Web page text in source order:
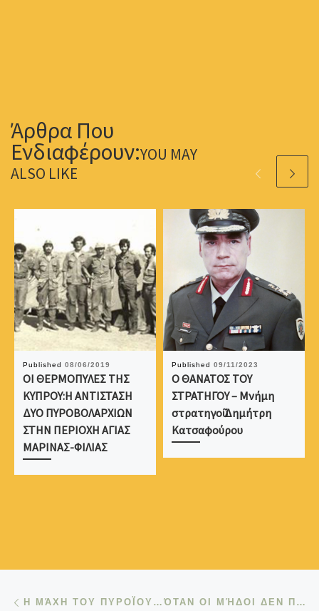
YOU MAY
ALSO LIKE
Published 08/06/2019
ΟΙ ΘΕΡΜΟΠΥΛΕΣ ΤΗΣ
ΚΥΠΡΟΥ:Η ΑΝΤΙΣΤΑΣΗ
ΔΥΟ ΠΥΡΟΒΟΛΑΡΧΙΩΝ
ΣΤΗΝ ΠΕΡΙΟΧΗ ΑΓΙΑΣ
ΜΑΡΙΝΑΣ-ΦΙΛΙΑΣ
Published 09/11/2023
Ο ΘΑΝΑΤΟΣ ΤΟΥ
ΣΤΡΑΤΗΓΟΥ – Μνήμη
στρατηγοῦ Δημήτρη
Κατσαφούρου
Post navigation Η ΜΆΧΗ ΤΟΥ ΠΥΡΟΪ́ΟΥ…ΌΤΑΝ ΟΙ ΜΉΔΟΙ ΔΕΝ ΠΈΡΑΣΑΝ